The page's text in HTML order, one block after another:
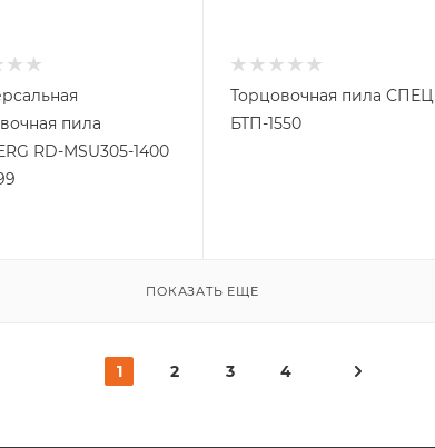
пила
RD-MSU305-1400
Торцовочная пила СПЕЦ
БТП-1550
ПОКАЗАТЬ ЕЩЕ
1 2 3 4